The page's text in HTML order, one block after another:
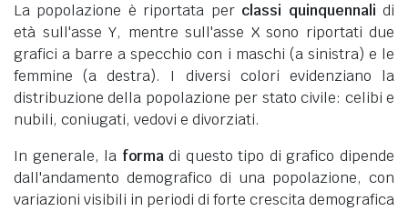
La popolazione è riportata per classi quinquennali di
età sull'asse Y, mentre sull'asse X sono riportati due
grafici a barre a specchio con i maschi (a sinistra) e le
femmine (a destra). I diversi colori evidenziano la
distribuzione della popolazione per stato civile: celibi e
nubili, coniugati, vedovi e divorziati.
In generale, la formadi questo tipo di grafico dipende
dall'andamento demografico di una popolazione, con
variazioni visibili in periodi di forte crescita demografica